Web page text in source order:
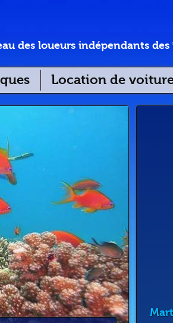
des loueurs indépendants des
Location de